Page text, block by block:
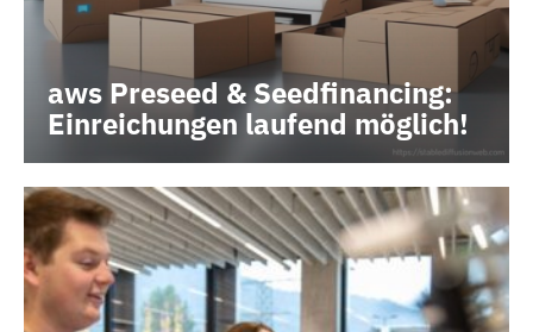
aws Preseed & Seedfinancing:
Einreichungen laufend möglich!